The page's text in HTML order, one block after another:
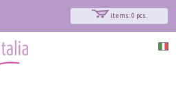
items: 0 pcs.